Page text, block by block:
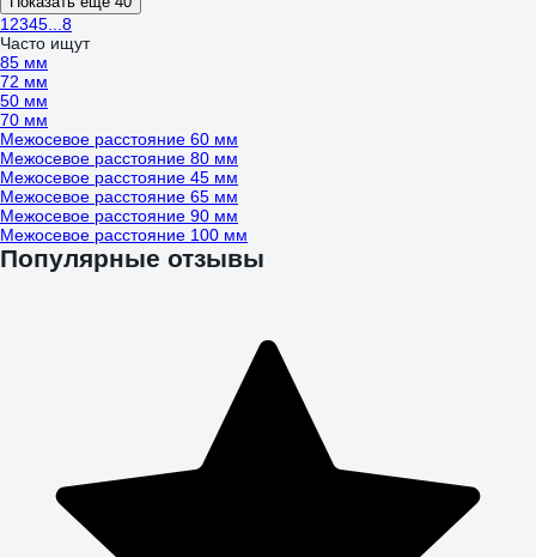
1 2345
8
Часто ищут
85 мм
72 мм
50 мм
70 мм
Межосевое расстояние 60 мм
Межосевое расстояние 80 мм
Межосевое расстояние 45 мм
Межосевое расстояние 65 мм
Межосевое расстояние 90 мм
Межосевое расстояние 100 мм
Популярные отзывы